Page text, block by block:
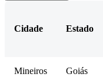
Cidade Estado
Mineiros Goiás